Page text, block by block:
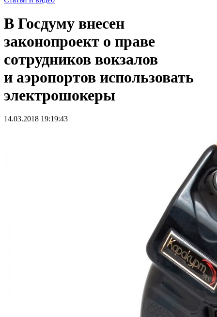
В Госдуму внесен
законопроект о праве
сотрудников вокзалов
и аэропортов использовать
электрошокеры
14.03.2018 19:19:43